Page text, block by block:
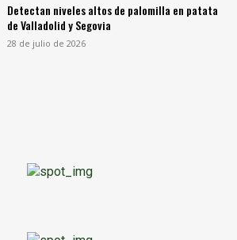
Detectan niveles altos de palomilla en patata
de Valladolid y Segovia
28 de julio de 2026